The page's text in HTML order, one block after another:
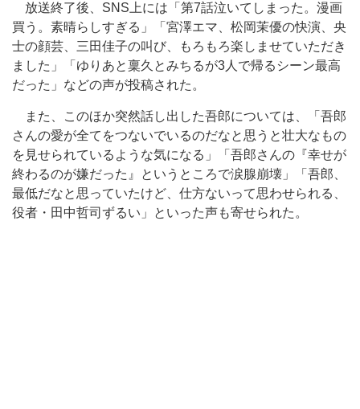
放送終了後、SNS上には「第7話泣いてしまった。漫画
買う。素晴らしすぎる」「宮澤エマ、松岡茉優の快演、央
士の顔芸、三田佳子の叫び、もろもろ楽しませていただき
ました」「ゆりあと稟久とみちるが3人で帰るシーン最高
だった」などの声が投稿された。
また、このほか突然話し出した吾郎については、「吾郎
さんの愛が全てをつないでいるのだなと思うと壮大なもの
を見せられているような気になる」「吾郎さんの『幸せが
終わるのが嫌だった』というところで涙腺崩壊」「吾郎、
最低だなと思っていたけど、仕方ないって思わせられる、
役者・田中哲司ずるい」といった声も寄せられた。